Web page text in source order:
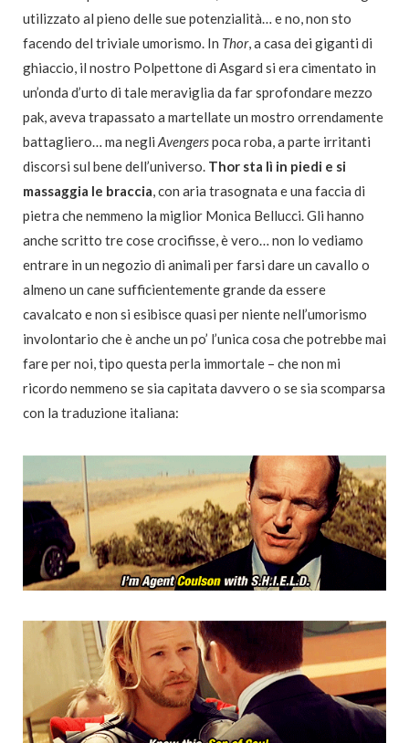
utilizzato al pieno delle sue potenzialità… e no, non sto
facendo del triviale umorismo. In Thor, a casa dei giganti di
ghiaccio, il nostro Polpettone di Asgard si era cimentato in
un’onda d’urto di tale meraviglia da far sprofondare mezzo
pak, aveva trapassato a martellate un mostro orrendamente
battagliero… ma negli Avengerspoca roba, a parte irritanti
discorsi sul bene dell’universo. Thor sta lì in piedi e si
massaggia le braccia, con aria trasognata e una faccia di
pietra che nemmeno la miglior Monica Bellucci. Gli hanno
anche scritto tre cose crocifisse, è vero… non lo vediamo
entrare in un negozio di animali per farsi dare un cavallo o
almeno un cane sufficientemente grande da essere
cavalcato e non si esibisce quasi per niente nell’umorismo
involontario che è anche un po’ l’unica cosa che potrebbe mai
fare per noi, tipo questa perla immortale – che non mi
ricordo nemmeno se sia capitata davvero o se sia scomparsa
con la traduzione italiana: